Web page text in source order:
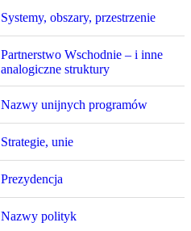
Systemy, obszary, przestrzenie
Partnerstwo Wschodnie – i inne
analogiczne struktury
Nazwy unijnych programów
Strategie, unie
Prezydencja
Nazwy polityk